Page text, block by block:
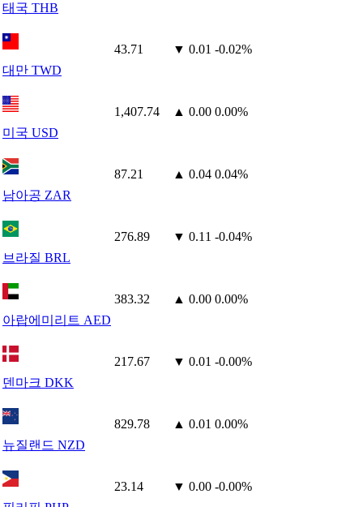
태국 THB
대만 TWD
43.71 ▼ 0.01 -0.02%
미국 USD
1,407.74 ▲ 0.00 0.00%
남아공 ZAR
87.21 ▲ 0.04 0.04%
브라질 BRL
276.89 ▼ 0.11 -0.04%
아랍에미리트 AED
383.32 ▲ 0.00 0.00%
덴마크 DKK
217.67 ▼ 0.01 -0.00%
뉴질랜드 NZD
829.78 ▲ 0.01 0.00%
23.14 ▼ 0.00 -0.00%